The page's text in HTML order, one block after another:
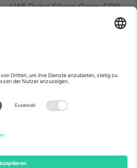
UAE Dubai Silicon Oasis, DDP
Building A1, Office 302, Dubai,
kann je nach
Veranstaltungsseite, im